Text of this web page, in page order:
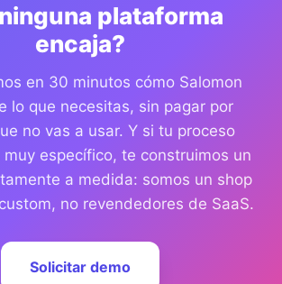
plataforma
encaja?
en 30 minutos cómo Salomon
lo que necesitas, sin pagar por
no vas a usar. Y si tu proceso
muy específico, te construimos un
a medida: somos un shop
no revendedores de SaaS.
Solicitar demo